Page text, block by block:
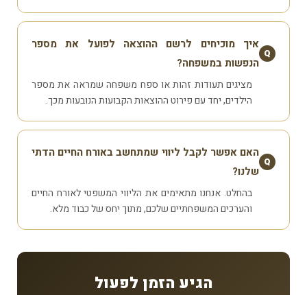
Q
איך מוכיחים לרשם ההוצאה לפועל את מספר
הנפשות במשפחה?
מציגים תעודות זהות או ספח משפחה שמראה את מספר
הילדים, יחד עם פירוט ההוצאות הקבועות הנובעות מכך.
Q
האם אפשר לקבל ליווי שמתחשב באורח החיים הדתי
שלנו?
בהחלט. אנחנו מתאימים את הליווי המשפטי לאורח החיים
והערכים המשפחתיים שלכם, מתוך יחס של כבוד מלא.
הגיע הזמן לפעול